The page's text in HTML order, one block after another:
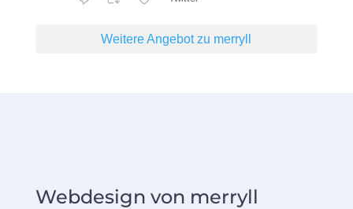
Weitere Angebot zu merryll
Webdesign von merryll